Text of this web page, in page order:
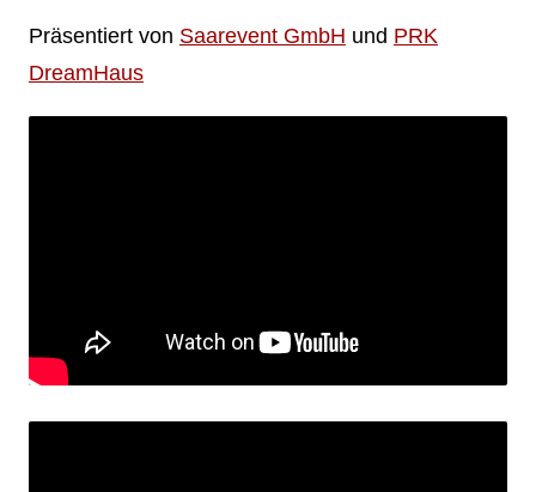
Präsentiert von Saarevent GmbH und PRK
DreamHaus